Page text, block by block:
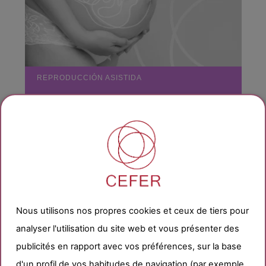
REPRODUCCIÓN ASISTIDA
Pre-diagnóstico y
presupuestoonline
gratuito en 2
minutos
PRE-DIAGNÓSTICO ONLINE
Nous utilisons nos propres cookies et ceux de tiers pour
analyser l'utilisation du site web et vous présenter des
publicités en rapport avec vos préférences, sur la base